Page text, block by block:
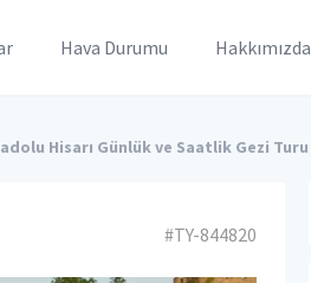
Hava Durumu Hakkımızda
Hisarı Günlük ve Saatlik Gezi Turu
#TY-844820